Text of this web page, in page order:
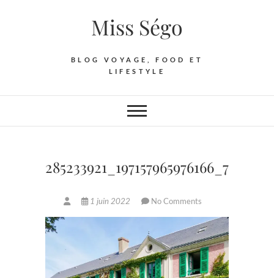
Miss Ségo
BLOG VOYAGE, FOOD ET
LIFESTYLE
1 juin 2022 No Comments